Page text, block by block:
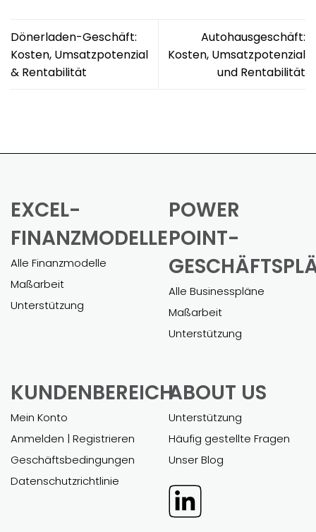
Dönerladen-Geschäft:
Kosten, Umsatzpotenzial
& Rentabilität
Autohausgeschäft:
Kosten, Umsatzpotenzial
und Rentabilität
EXCEL-
FINANZMODELLE
Alle Finanzmodelle
Maßarbeit
Unterstützung
POWER
POINT-
Alle Businesspläne
Maßarbeit
Unterstützung
KUNDENBEREICH
Mein Konto
Anmelden | Registrieren
Geschäftsbedingungen
Datenschutzrichtlinie
ABOUT US
Unterstützung
Häufig gestellte Fragen
Unser Blog